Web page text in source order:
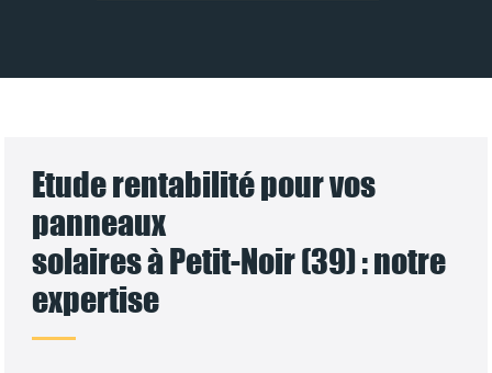
Etude rentabilité pour vos
panneaux
solaires à Petit-Noir (39) : notre
expertise